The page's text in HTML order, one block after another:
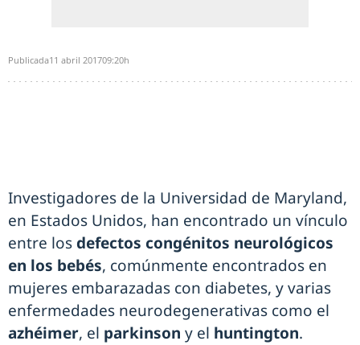
Publicada11 abril 201709:20h
Investigadores de la Universidad de Maryland,
en Estados Unidos, han encontrado un vínculo
entre los defectos congénitos neurológicos
en los bebés, comúnmente encontrados en
mujeres embarazadas con diabetes, y varias
enfermedades neurodegenerativas como el
azhéimer, el parkinson y el huntington.